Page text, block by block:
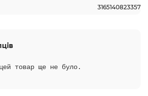
3165140823357
товар ще не було.